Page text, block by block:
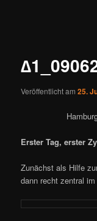
Veröffentlicht am25.
Erster Tag, erster
Zunächst als Hilfe
dann recht zentral